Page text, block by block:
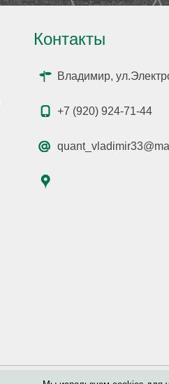
Контакты
Владимир,
+7 (920) 924-71-44